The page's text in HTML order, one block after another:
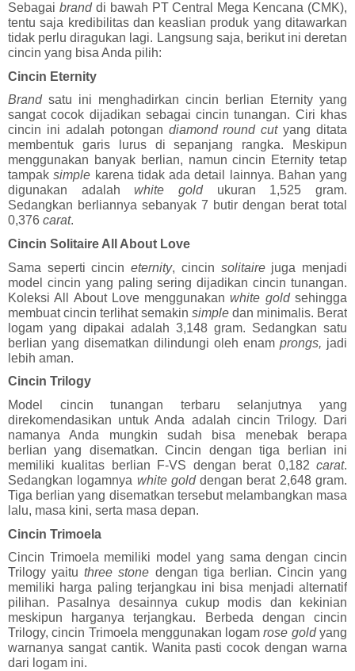
Sebagai brand di bawah PT Central Mega Kencana (CMK),
tentu saja kredibilitas dan keaslian produk yang ditawarkan
tidak perlu diragukan lagi. Langsung saja, berikut ini deretan
cincin yang bisa Anda pilih:
Cincin Eternity
Brand satu ini menghadirkan cincin berlian Eternity yang
sangat cocok dijadikan sebagai cincin tunangan. Ciri khas
cincin ini adalah potongan diamond round cut yang ditata
membentuk garis lurus di sepanjang rangka. Meskipun
menggunakan banyak berlian, namun cincin Eternity tetap
tampak simple karena tidak ada detail lainnya. Bahan yang
digunakan adalah white gold ukuran 1,525 gram.
Sedangkan berliannya sebanyak 7 butir dengan berat total
0,376 carat.
Cincin Solitaire All About Love
Sama seperti cincin eternity, cincin solitaire juga menjadi
model cincin yang paling sering dijadikan cincin tunangan.
Koleksi All About Love menggunakan white gold sehingga
membuat cincin terlihat semakin simple dan minimalis. Berat
logam yang dipakai adalah 3,148 gram. Sedangkan satu
berlian yang disematkan dilindungi oleh enam prongs, jadi
lebih aman.
Cincin Trilogy
Model cincin tunangan terbaru
selanjutnya yang
direkomendasikan untuk Anda adalah cincin Trilogy. Dari
namanya Anda mungkin sudah bisa menebak berapa
berlian yang disematkan. Cincin dengan tiga berlian ini
memiliki kualitas berlian F-VS dengan berat 0,182 carat.
Sedangkan logamnya white gold dengan berat 2,648 gram.
Tiga berlian yang disematkan tersebut melambangkan masa
lalu, masa kini, serta masa depan.
Cincin Trimoela
Cincin Trimoela memiliki model yang sama dengan cincin
Trilogy yaitu three stone dengan tiga berlian. Cincin yang
memiliki harga paling terjangkau ini bisa menjadi alternatif
pilihan. Pasalnya desainnya cukup modis dan kekinian
meskipun harganya terjangkau. Berbeda dengan cincin
Trilogy, cincin Trimoela menggunakan logam rose gold yang
warnanya sangat cantik. Wanita pasti cocok dengan warna
dari logam ini.